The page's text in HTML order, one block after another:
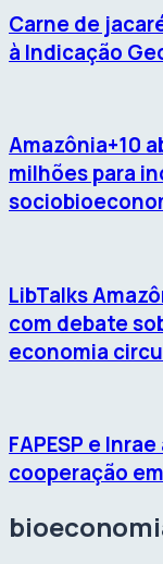
Carne de
à Indicação
Amazônia+10
milhões para
LibTalks
com debate
economia
FAPESP e
cooperação